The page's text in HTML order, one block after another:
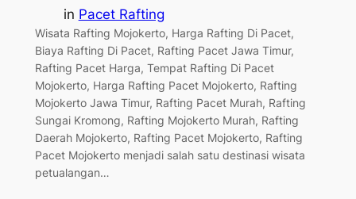
in Pacet Rafting
Wisata Rafting Mojokerto, Harga Rafting Di Pacet,
Biaya Rafting Di Pacet, Rafting Pacet Jawa Timur,
Rafting Pacet Harga, Tempat Rafting Di Pacet
Mojokerto, Harga Rafting Pacet Mojokerto, Rafting
Mojokerto Jawa Timur, Rafting Pacet Murah, Rafting
Sungai Kromong, Rafting Mojokerto Murah, Rafting
Daerah Mojokerto, Rafting Pacet Mojokerto, Rafting
Pacet Mojokerto menjadi salah satu destinasi wisata
petualangan…